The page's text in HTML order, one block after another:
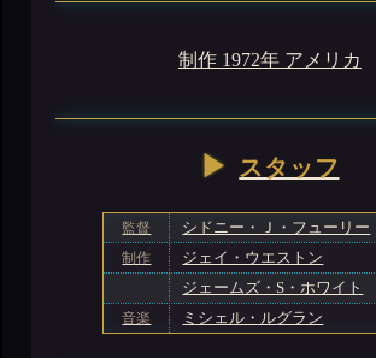
制作 1972年 アメリカ
スタッフ
監督 シドニー・Ｊ・フューリー
制作
ジェイ・ウエストン
ジェームズ・S・ホワイト
音楽 ミシェル・ルグラン